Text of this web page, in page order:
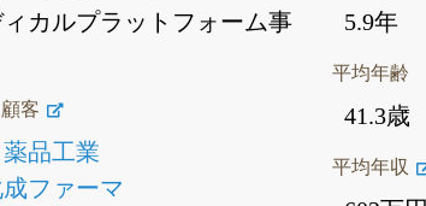
ィカルプラットフォーム事
客
品工業
ファーマ
5.9年
平均年齢
41.3歳
平均年収